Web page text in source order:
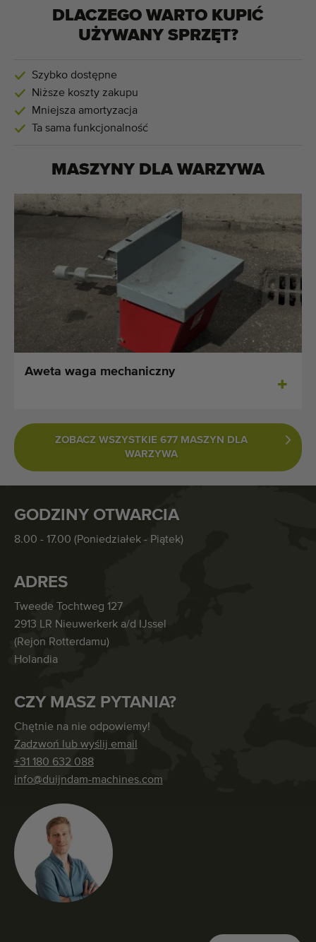
DLACZEGO WARTO KUPIĆ
UŻYWANY SPRZĘT?
Szybko dostępne
Niższe koszty zakupu
Mniejsza amortyzacja
Ta sama funkcjonalność
MASZYNY DLA WARZYWA
Aweta waga mechaniczny
ZOBACZ WSZYSTKIE 677 MASZYN DLA
WARZYWA
GODZINY OTWARCIA
8.00 - 17.00 (Poniedziałek - Piątek)
ADRES
Tweede Tochtweg 127
2913 LR Nieuwerkerk a/d IJssel
(Rejon Rotterdamu)
Holandia
CZY MASZ PYTANIA?
Chętnie na nie odpowiemy!
Zadzwoń lub wyślij email
+31 180 632 088
info@duijndam-machines.com